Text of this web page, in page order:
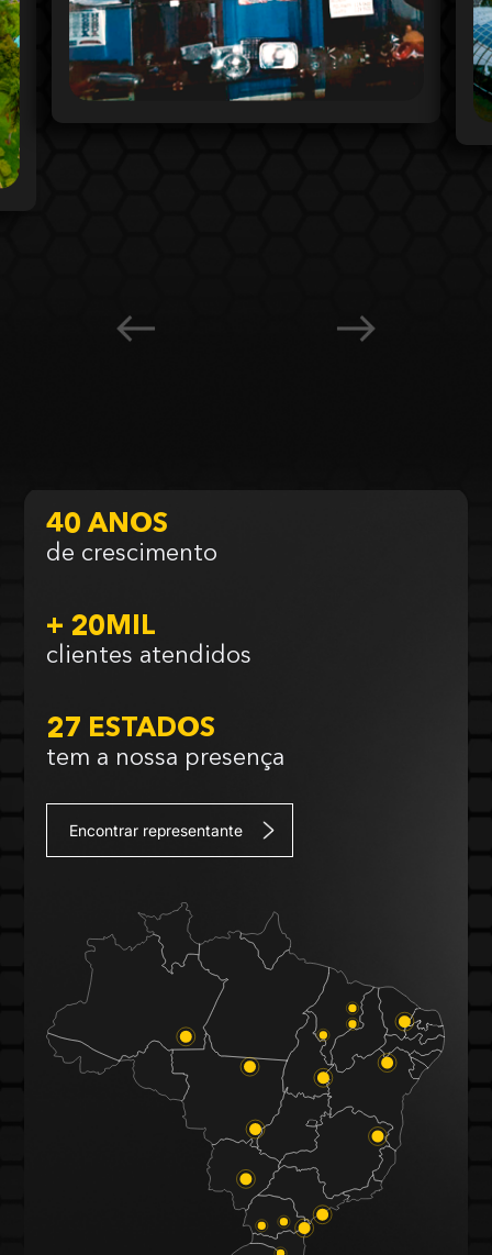
40 ANOS
de crescimento
+ 20MIL
clientes atendidos
27 ESTADOS
tem a nossa presença
Encontrar representante